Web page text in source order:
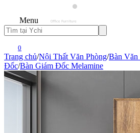
Menu
0
Trang chủ/Nội Thất Văn Phòng/Bàn Văn
Đốc/Bàn Giám Đốc Melamine